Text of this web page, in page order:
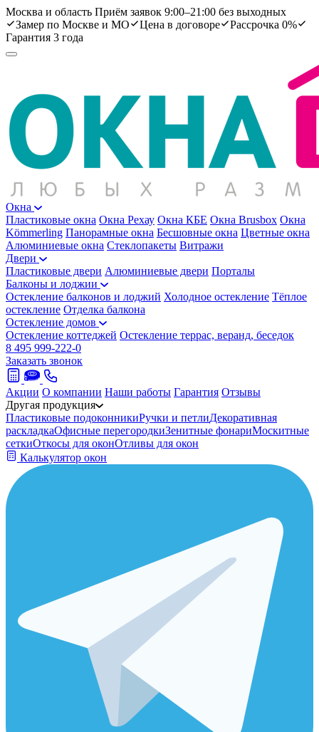
Москва и область Приём заявок 9:00–21:00 без выходных
Замер по Москве и МО
Цена в договоре
Рассрочка 0%
Гарантия 3 года
Окна
Пластиковые окна Окна Рехау Окна КБЕ Окна Brusbox Окна
Kömmerling Панорамные окна Бесшовные окна Цветные окна
Алюминиевые окна Стеклопакеты Витражи
Двери
Пластиковые двери Алюминиевые двери Порталы
Балконы и лоджии
Остекление балконов и лоджий Холодное остекление Тёплое
остекление Отделка балкона
Остекление домов
Остекление коттеджей Остекление террас, веранд, беседок
8 495 999-222-0
Заказать звонок
Акции О компании Наши работы Гарантия Отзывы
Другая продукция
Пластиковые подоконникиРучки и петлиДекоративная
раскладкаОфисные перегородкиЗенитные фонариМоскитные
сеткиОткосы для оконОтливы для окон
Калькулятор окон